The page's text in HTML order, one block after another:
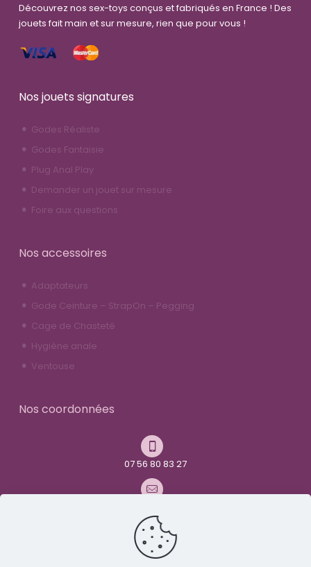
Découvrez nos sex-toys conçus et fabriqués en France ! Des
jouets fait main et sur mesure, rien que pour vous !
Nos jouets signatures
Godes Réaliste
Godes Fantaisie
Plug Anal Play
Demander un jouet sur mesure
Foire aux questions
Nos accessoires
Adaptateurs
Gode Ceinture – StrapOn – Pegging
Cage de Chasteté
Hygiène anale
Ventouse
Nos coordonnées
07 56 80 83 27
Avenue René Maurice Simonet